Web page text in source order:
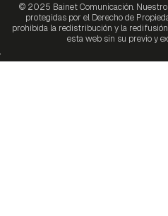
© 2025 Bainet Comunicación.
protegidas por el Derecho de
prohibida la redistribución y la
esta web sin su previo y